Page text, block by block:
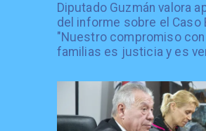
Diputado Guzmán valora
del informe sobre el Caso
"Nuestro compromiso
familias es justicia y es